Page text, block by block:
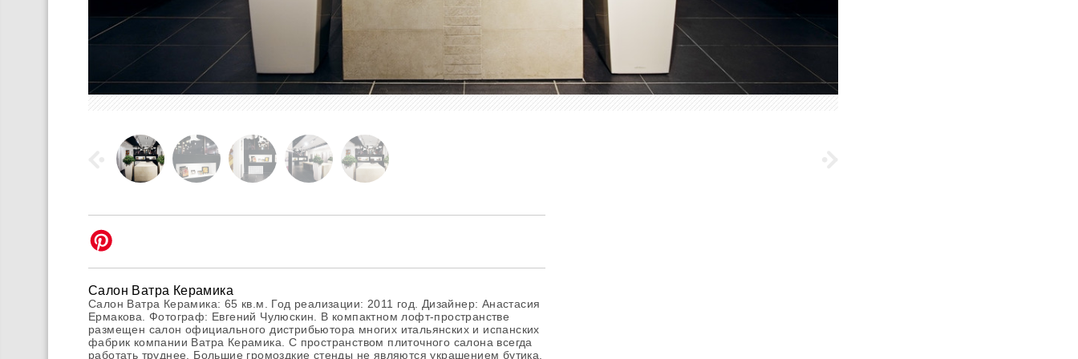
Салон Ватра Керамика
Салон Ватра Керамика: 65 кв.м. Год реализации: 2011 год. Дизайнер: Анастасия
Ермакова. Фотограф: Евгений Чулюскин. В компактном лофт-пространстве
размещен салон официального дистрибьютора многих итальянских и испанских
фабрик компании Ватра Керамика. С пространством плиточного салона всегда
работать труднее. Большие громоздкие стенды не являются украшением бутика.